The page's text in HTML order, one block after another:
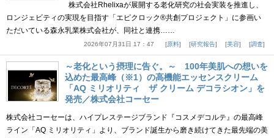
株式会社Rhelixaが展開する老化研究の社会実装を推進し、
ロンジェビティの実現を目指す「エピクロック®共創プロジェクト」に参画い
ただいている森永乳業株式会社が、同社と連携……
2026年07月31日 17：47 原料 研究報告 美容 調査
～老化という摂理に告ぐ。～ 100年美肌への想いを
込めた最高峰（※1）の高機能エッセンスクリーム
「AQ ミリオリティ ザ クリーム デコラシオン」を
発売／株式会社コーセー
株式会社コーセーは、ハイプレステージブランド『コスメデコルテ』の最高峰
ライン「AQ ミリオリティ」より、ブランド誕生から磨き続けてきた最先端の美